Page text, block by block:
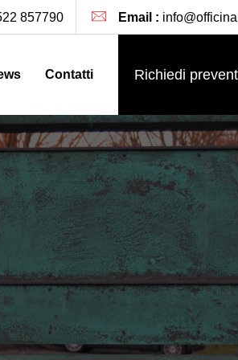
857790 Email :
Contatti Richiedi